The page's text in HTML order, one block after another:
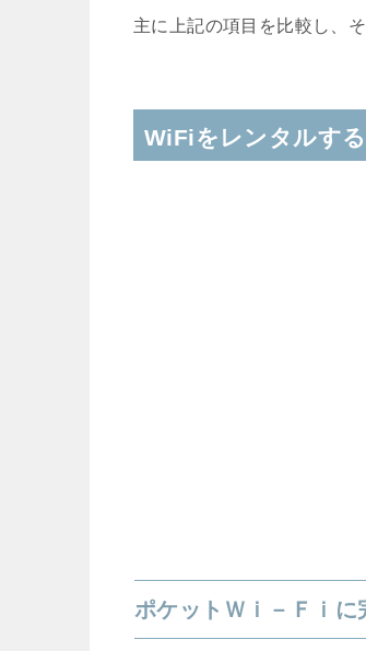
主に上記の項目を比較し、
WiFiをレンタルす
ポケットＷｉ－Ｆｉ